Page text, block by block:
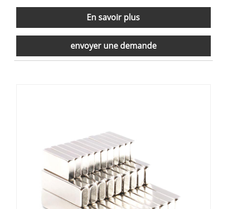
En savoir plus
envoyer une demande